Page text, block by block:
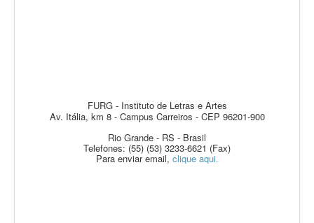
FURG - Instituto de Letras e Artes
Av. Itália, km 8 - Campus Carreiros - CEP 96201-900
Rio Grande - RS - Brasil
Telefones: (55) (53) 3233-6621 (Fax)
Para enviar email, clique aqui.